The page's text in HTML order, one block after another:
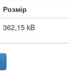
Розмір
362,15 kB